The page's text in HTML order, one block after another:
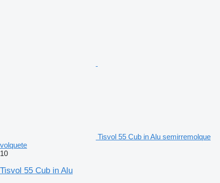
Tisvol 55 Cub in Alu semirremolque
volquete
10
Tisvol 55 Cub in Alu